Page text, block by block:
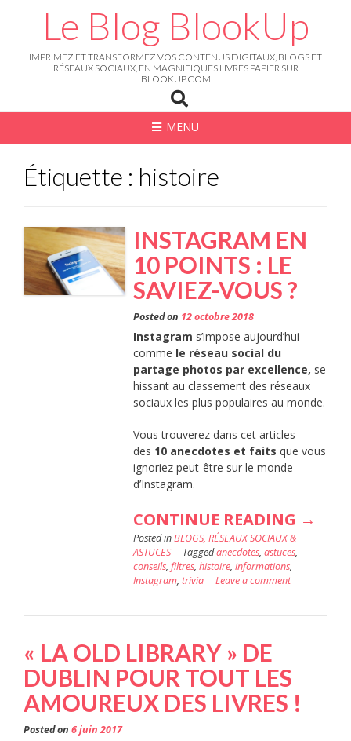
Le Blog BlookUp
IMPRIMEZ ET TRANSFORMEZ VOS CONTENUS DIGITAUX, BLOGS ET
RÉSEAUX SOCIAUX, EN MAGNIFIQUES LIVRES PAPIER SUR
BLOOKUP.COM
MENU
Étiquette : histoire
INSTAGRAM EN
10 POINTS : LE
SAVIEZ-VOUS ?
Posted on 12 octobre 2018
Instagram s’impose aujourd’hui
comme le réseau social du
partage photos par excellence, se
hissant au classement des réseaux
sociaux les plus populaires au monde.
Vous trouverez dans cet articles
des 10 anecdotes et faits que vous
ignoriez peut-être sur le monde
d’Instagram.
CONTINUE READING «
:
? »
→
Posted inBLOGS, RÉSEAUX SOCIAUX &
ASTUCES
Taggedanecdotes, astuces,
conseils, filtres, histoire, informations,
Instagram, trivia Leave a comment
« LA OLD LIBRARY » DE
DUBLIN POUR TOUT LES
AMOUREUX DES LIVRES !
Posted on 6 juin 2017